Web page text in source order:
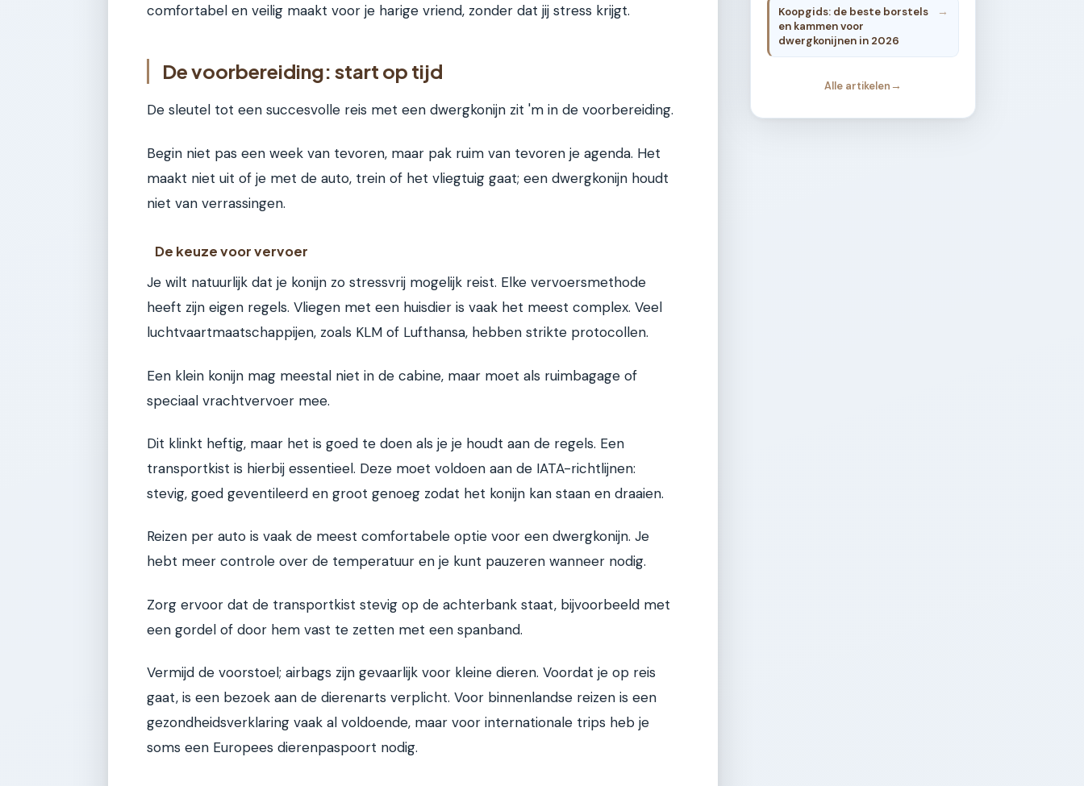
comfortabel en veilig maakt voor je harige vriend, zonder dat jij stress krijgt.
De voorbereiding: start op tijd
De sleutel tot een succesvolle reis met een dwergkonijn zit 'm in de voorbereiding.
Begin niet pas een week van tevoren, maar pak ruim van tevoren je agenda. Het
maakt niet uit of je met de auto, trein of het vliegtuig gaat; een dwergkonijn houdt
niet van verrassingen.
De keuze voor vervoer
Je wilt natuurlijk dat je konijn zo stressvrij mogelijk reist. Elke vervoersmethode
heeft zijn eigen regels. Vliegen met een huisdier is vaak het meest complex. Veel
luchtvaartmaatschappijen, zoals KLM of Lufthansa, hebben strikte protocollen.
Een klein konijn mag meestal niet in de cabine, maar moet als ruimbagage of
speciaal vrachtvervoer mee.
Dit klinkt heftig, maar het is goed te doen als je je houdt aan de regels. Een
transportkist is hierbij essentieel. Deze moet voldoen aan de IATA-richtlijnen:
stevig, goed geventileerd en groot genoeg zodat het konijn kan staan en draaien.
Reizen per auto is vaak de meest comfortabele optie voor een dwergkonijn. Je
hebt meer controle over de temperatuur en je kunt pauzeren wanneer nodig.
Zorg ervoor dat de transportkist stevig op de achterbank staat, bijvoorbeeld met
een gordel of door hem vast te zetten met een spanband.
Vermijd de voorstoel; airbags zijn gevaarlijk voor kleine dieren. Voordat je op reis
gaat, is een bezoek aan de dierenarts verplicht. Voor binnenlandse reizen is een
gezondheidsverklaring vaak al voldoende, maar voor internationale trips heb je
soms een Europees dierenpaspoort nodig.
Koopgids: de beste borstels
en kammen voor
dwergkonijnen in 2026
Alle artikelen